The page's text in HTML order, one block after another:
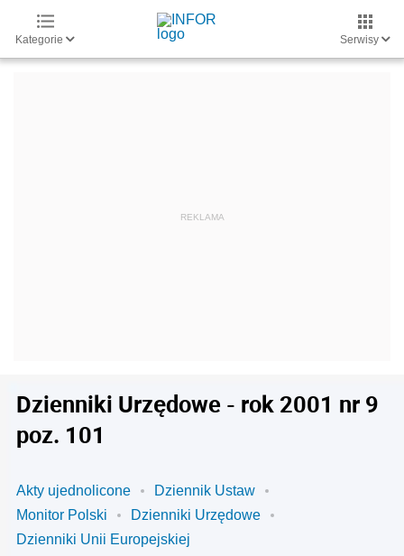
Kategorie Serwisy
Dzienniki Urzędowe - rok 2001 nr 9
poz. 101
Akty ujednolicone
Dziennik Ustaw
Monitor Polski
Dzienniki Urzędowe
Dzienniki Unii Europejskiej